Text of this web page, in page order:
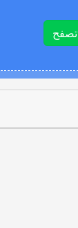
تصفح